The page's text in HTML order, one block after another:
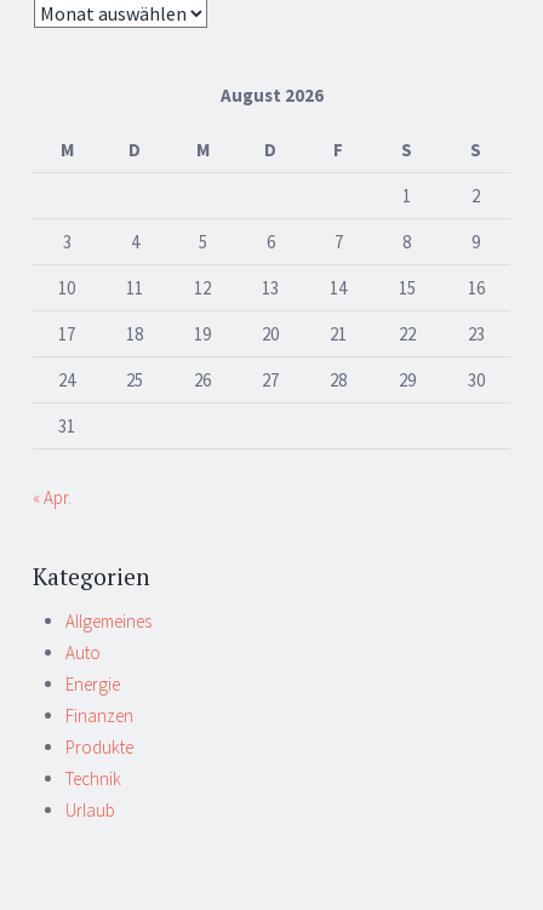
Archiv
August 2026
M D M D F S
S
1
2
3
4 5 6 7 8
9
10
11 12 13 14 15
16
17
18 19 20 21 22
23
24
25 26 27 28 29
30
31
« Apr.
Kategorien
Allgemeines
Auto
Energie
Finanzen
Produkte
Technik
Urlaub